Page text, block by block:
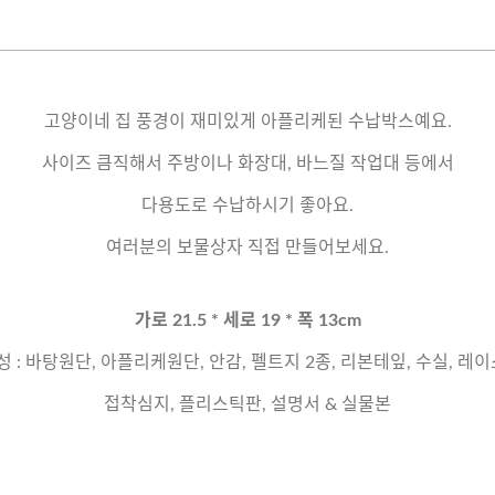
고양이네 집 풍경이 재미있게 아플리케된 수납박스예요.
사이즈 큼직해서 주방이나 화장대, 바느질 작업대 등에서
다용도로 수납하시기 좋아요.
여러분의 보물상자 직접 만들어보세요.
가로 21.5 * 세로 19 * 폭 13cm
: 바탕원단, 아플리케원단, 안감, 펠트지 2종, 리본테잎, 수실, 레
접착심지, 플리스틱판, 설명서 & 실물본